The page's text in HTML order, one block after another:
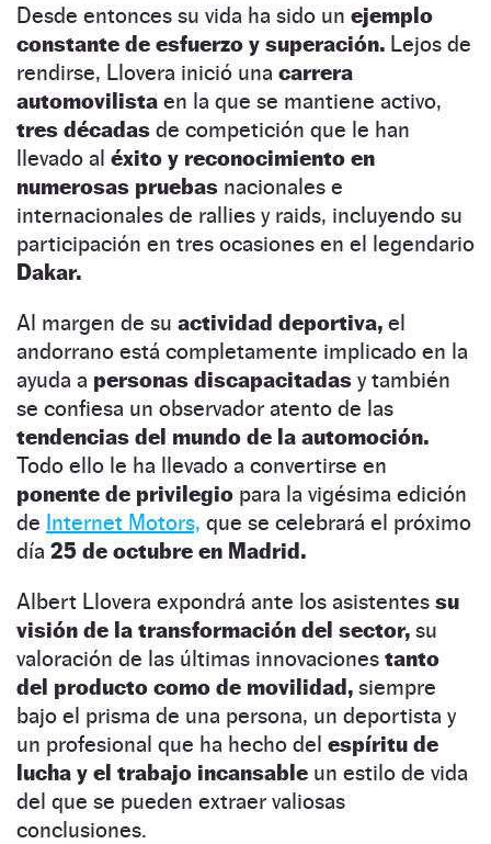
Desde entonces su vida ha sido un ejemplo
constante de esfuerzo y superación. Lejos de
rendirse, Llovera inició una carrera
automovilista en la que se mantiene activo,
tres décadas de competición que le han
llevado al éxito y reconocimiento en
numerosas pruebas nacionales e
internacionales de rallies y raids, incluyendo su
participación en tres ocasiones en el legendario
Dakar.
Al margen de su actividad deportiva, el
andorrano está completamente implicado en la
ayuda a personas discapacitadas y también
se confiesa un observador atento de las
tendencias del mundo de la automoción.
Todo ello le ha llevado a convertirse en
ponente de privilegio para la vigésima edición
de Internet Motors, que se celebrará el próximo
día 25 de octubre en Madrid.
Albert Llovera expondrá ante los asistentes su
visión de la transformación del sector, su
valoración de las últimas innovaciones tanto
del producto como de movilidad, siempre
bajo el prisma de una persona, un deportista y
un profesional que ha hecho del espíritu de
lucha y el trabajo incansable un estilo de vida
del que se pueden extraer valiosas
conclusiones.